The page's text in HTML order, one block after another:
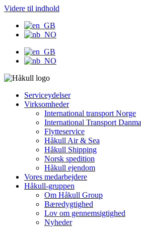
Videre til indhold
Serviceydelser
Virksomheder
International transport Norge
International Transport
Flytteservice
Håkull Air & Sea
Håkull Shipping
Norsk spedition
Håkull ejendom
Vores medarbejdere
Håkull-gruppen
Om Håkull Group
Bæredygtighed
Lov om gennemsigtighed
Nyheder